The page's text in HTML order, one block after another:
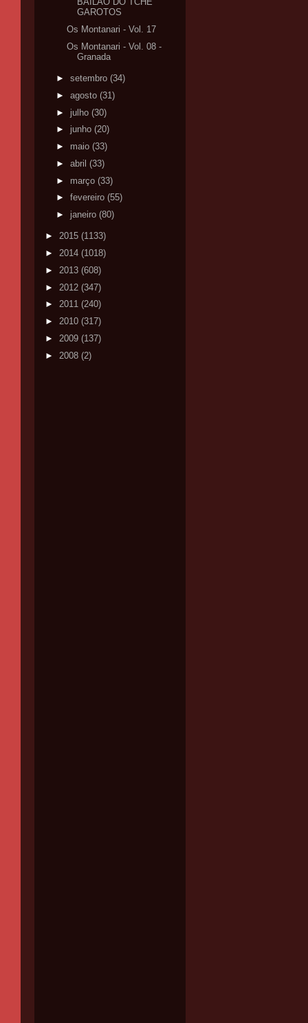
GAROTOS
Os Montanari - Vol. 17
Os Montanari - Vol. 08 -
Granada
► setembro (34)
► agosto (31)
► julho (30)
► junho (20)
► maio (33)
► abril (33)
► março (33)
► fevereiro (55)
► janeiro (80)
► 2015 (1133)
► 2014 (1018)
► 2013 (608)
► 2012 (347)
► 2011 (240)
► 2010 (317)
► 2009 (137)
► 2008 (2)